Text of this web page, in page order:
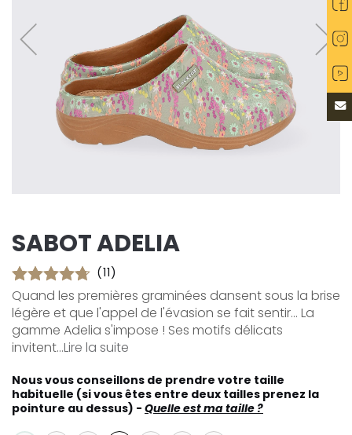
SABOT ADELIA
(11)
Quand les premières graminées dansent sous la brise
légère et que l'appel de l'évasion se fait sentir... La
gamme Adelia s'impose ! Ses motifs délicats
invitent...Lire la suite
Nous vous conseillons de prendre votre taille
habituelle (si vous êtes entre deux tailles prenez la
pointure au dessus) - Quelle est ma taille ?